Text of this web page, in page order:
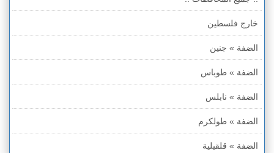
خارج فلسطين
الضفة » جنين
الضفة » طوباس
الضفة » نابلس
الضفة » طولكرم
الضفة » قلقيلية